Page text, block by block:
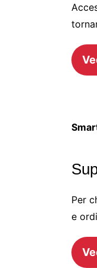
Per
e